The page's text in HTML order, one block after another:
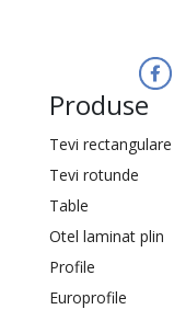
Produse
Tevi rectangulare
Tevi rotunde
Table
Otel laminat plin
Profile
Europrofile